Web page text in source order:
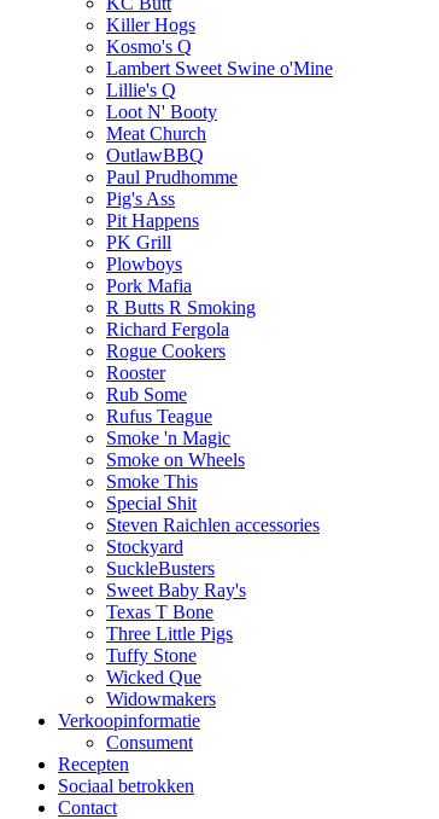
Killer Hogs
Kosmo's Q
Lambert Sweet Swine o'Mine
Lillie's Q
Loot N' Booty
Meat Church
OutlawBBQ
Paul Prudhomme
Pig's Ass
Pit Happens
PK Grill
Plowboys
Pork Mafia
R Butts R Smoking
Richard Fergola
Rogue Cookers
Rooster
Rub Some
Rufus Teague
Smoke 'n Magic
Smoke on Wheels
Smoke This
Special Shit
Steven Raichlen accessories
Stockyard
SuckleBusters
Sweet Baby Ray's
Texas T Bone
Three Little Pigs
Tuffy Stone
Wicked Que
Widowmakers
Verkoopinformatie
Consument
Recepten
Sociaal betrokken
Contact